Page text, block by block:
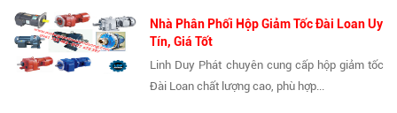
Nhà Phân Phối Hộp Giảm Tốc Đài Loan Uy
Tín, Giá Tốt
Linh Duy Phát chuyên cung cấp hộp giảm tốc
Đài Loan chất lượng cao, phù hợp...